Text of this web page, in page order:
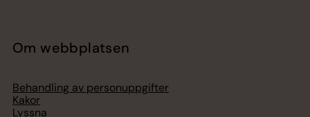
Om webbplatsen
Behandling av personuppgifter
Kakor
Lyssna